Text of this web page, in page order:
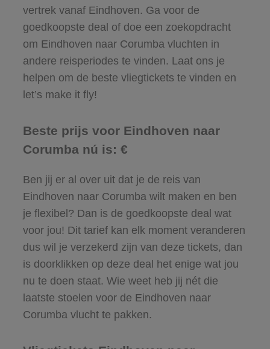
vertrek vanaf Eindhoven. Ga voor de
goedkoopste deal of doe een zoekopdracht
om Eindhoven naar Corumba vluchten in
andere reisperiodes te vinden. Laat ons je
helpen om de beste vliegtickets te vinden en
let’s make it fly!
Beste prijs voor Eindhoven naar
Corumba nú is: €
Ben jij er al over uit dat je de reis van
Eindhoven naar Corumba wilt maken en ben
je flexibel? Dan is de goedkoopste deal wat
voor jou! Dit tarief kan elk moment veranderen
dus wil je verzekerd zijn van deze tickets, dan
is doorklikken op deze deal het enige wat jou
nu te doen staat. Wie weet heb jij nét die
laatste stoelen voor de Eindhoven naar
Corumba vlucht te pakken.